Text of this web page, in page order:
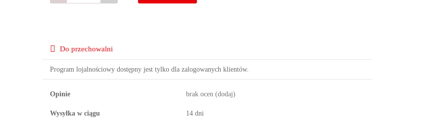
Do przechowalni
Program lojalnościowy dostępny jest tylko dla zalogowanych klientów.
Opinie brak ocen (dodaj)
Wysyłka w ciągu 14 dni